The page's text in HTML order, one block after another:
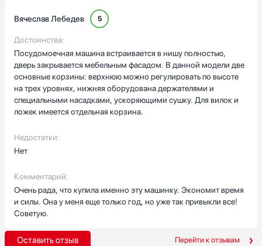
Вячеслав Лебедев 5
Достоинства:
Посудомоечная машина встраивается в нишу полностью,
дверь закрывается мебельным фасадом. В данной модели две
основные корзины: верхнюю можно регулировать по высоте
на трех уровнях, нижняя оборудована держателями и
специальными насадками, ускоряющими сушку. Для вилок и
ложек имеется отдельная корзина.
Недостатки:
Нет
Комментарий:
Очень рада, что купила именно эту машинку. Экономит время
и силы. Она у меня еще только год, но уже так привыкли все!
Советую.
Оставить отзыв Перейти к отзывам